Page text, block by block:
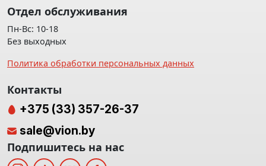
Отдел обслуживания
Пн-Вс: 10-18
Без выходных
Политика обработки персональных данных
Контакты
+375 (33) 357-26-37
sale@vion.by
Подпишитесь на нас